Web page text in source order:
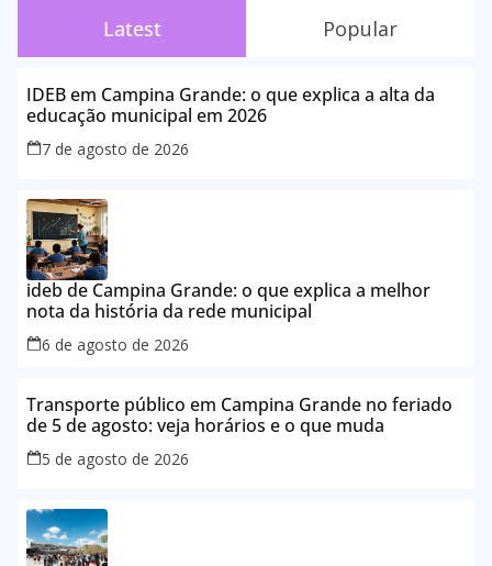
Latest Popular
IDEB em Campina Grande: o que explica a alta da
educação municipal em 2026
7 de agosto de 2026
ideb de Campina Grande: o que explica a melhor
nota da história da rede municipal
6 de agosto de 2026
Transporte público em Campina Grande no feriado
de 5 de agosto: veja horários e o que muda
5 de agosto de 2026